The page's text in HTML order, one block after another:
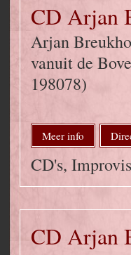
CD Arjan
Arjan
vanuit de
198078)
Meer info
CD's,
CD Arjan